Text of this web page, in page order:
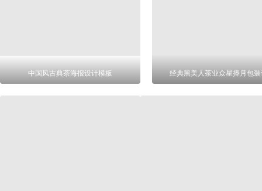
中国风古典茶海报设计模板 经典黑美人茶业众星捧月包